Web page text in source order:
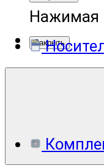
Нажимая
Закрыть